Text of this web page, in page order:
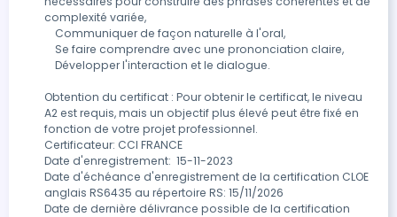
complexité variée,
Obtention du certificat : Pour obtenir le certificat, le niveau
A2 est requis, mais un objectif plus élevé peut être fixé en
fonction de votre projet professionnel.
Certificateur: CCI FRANCE
Date d'enregistrement:  15-11-2023
Date d'échéance d'enregistrement de la certification CLOE
anglais RS6435 au répertoire RS: 15/11/2026
Date de dernière délivrance possible de la certification